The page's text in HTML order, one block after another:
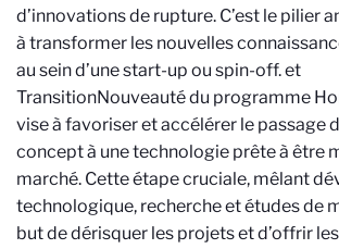
d’innovations de rupture. C’est le pilier
à transformer les nouvelles
au sein d’une start-up ou spin-off.et
TransitionNouveauté du programme
vise à favoriser et accélérer le passage
concept à une technologie prête à être
marché. Cette étape cruciale, mêlant
technologique, recherche et études de
but de dérisquer les projets et d’offrir